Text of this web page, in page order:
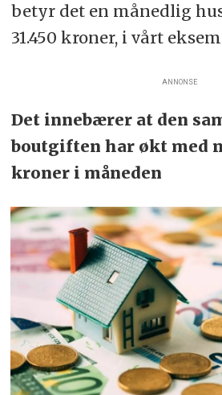
betyr det en månedlig
31.450 kroner, i vårt
ANNONSE
Det innebærer at den
boutgiften har økt med
kroner i måneden